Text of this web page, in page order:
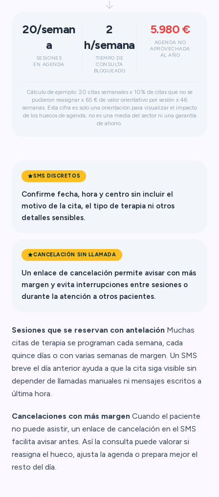
20/seman
a
SESIONES
EN AGENDA
2
h/semana
TIEMPO DE
CONSULTA
BLOQUEADO
5.980 €
AGENDA NO
APROVECHADA
AL AÑO
Cálculo de ejemplo: 20 citas semanales x 10% de citas que no se
pudieron reasignar x 65 € de valor orientativo por sesión x 46
semanas. Esta cifra es solo una orientación para visualizar el impacto
de los huecos de agenda; no es una media del sector ni una garantía
de ahorro.
SMS DISCRETOS
Confirme fecha, hora y centro sin incluir el
motivo de la cita, el tipo de terapia ni otros
detalles sensibles.
CANCELACIÓN SIN LLAMADA
Un enlace de cancelación permite avisar con más
margen y evita interrupciones entre sesiones o
durante la atención a otros pacientes.
Sesiones que se reservan con antelación Muchas
citas de terapia se programan cada semana, cada
quince días o con varias semanas de margen. Un SMS
breve el día anterior ayuda a que la cita siga visible sin
depender de llamadas manuales ni mensajes escritos a
última hora.
Cancelaciones con más margen Cuando el paciente
no puede asistir, un enlace de cancelación en el SMS
facilita avisar antes. Así la consulta puede valorar si
reasigna el hueco, ajusta la agenda o prepara mejor el
resto del día.